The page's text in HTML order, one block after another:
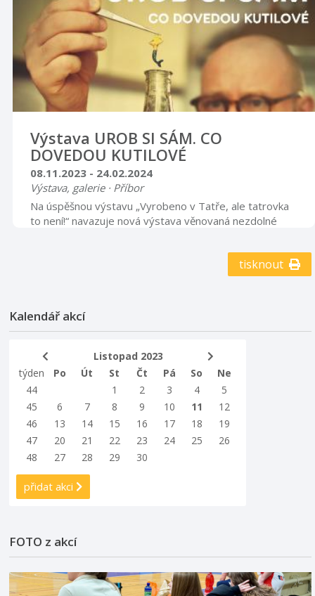
Výstava UROB SI SÁM. CO
DOVEDOU KUTILOVÉ
08.11.2023 - 24.02.2024
Výstava, galerie · Příbor
Na úspěšnou výstavu „Vyrobeno v Tatře, ale tatrovka
to není!“ navazuje nová výstava věnovaná nezdolné
tisknout
Kalendář akcí
Listopad 2023
týden
Po Út St Čt Pá So
Ne
44
1 2 3 4
5
45
6 7 8 9 10 11
12
46
13 14 15 16 17 18
19
47
20 21 22 23 24 25
26
48
27 28 29 30
přidat akci
FOTO z akcí